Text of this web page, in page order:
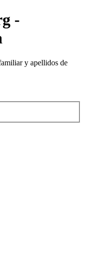
-
y apellidos de